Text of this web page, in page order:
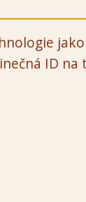
ID